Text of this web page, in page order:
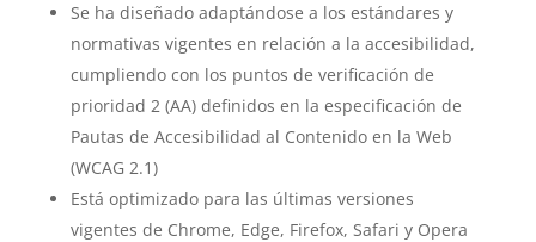
Se ha diseñado adaptándose a los estándares y
normativas vigentes en relación a la accesibilidad,
cumpliendo con los puntos de verificación de
prioridad 2 (AA) definidos en la especificación de
Pautas de Accesibilidad al Contenido en la Web
(WCAG 2.1)
Está optimizado para las últimas versiones
vigentes de Chrome, Edge, Firefox, Safari y Opera